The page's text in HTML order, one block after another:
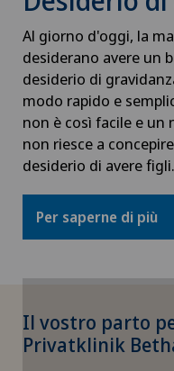
Al giorno d'oggi, la
desiderano avere un
desiderio di
modo rapido e
non è così facile e un
non riesce a
desiderio di avere figli.
Per saperne di più
Il vostro parto
Privatklinik
Per poter
necessario